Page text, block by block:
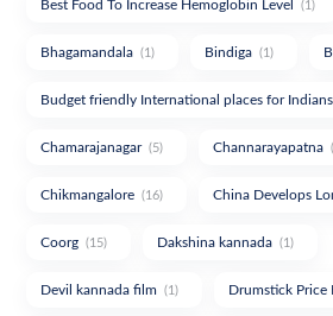
Best Food To Increase Hemoglobin Level (1)
Bhagamandala (1) Bindiga (1)
Budget friendly International places for Indians
Chamarajanagar (5) Channarayapatna
Chikmangalore (16) China Develops
Coorg (15) Dakshina kannada (1)
Devil kannada film (1) Drumstick Price